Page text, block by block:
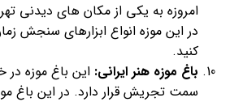
امروزه به یکی از مکان های دیدنی
در این موزه انواع ابزارهای سنجش
کنید.
باغ موزه هنر ایرانی: این باغ موزه در
سمت تجریش قرار دارد. در این باغ